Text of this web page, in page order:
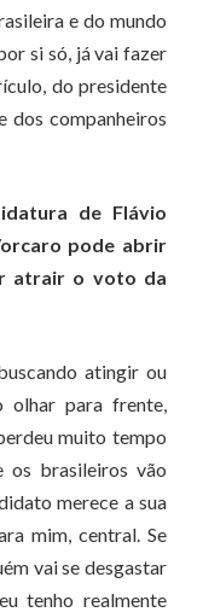
e do mundo
si só, já vai fazer
do presidente
dos companheiros
de Flávio
pode abrir
atrair o voto da
atingir ou
olhar para frente,
muito tempo
os brasileiros vão
merece a sua
mim, central. Se
vai se desgastar
tenho realmente